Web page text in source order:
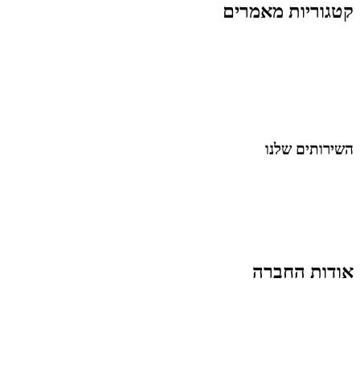
קטגוריות מאמרים
השירותים שלנו
אודות החברה